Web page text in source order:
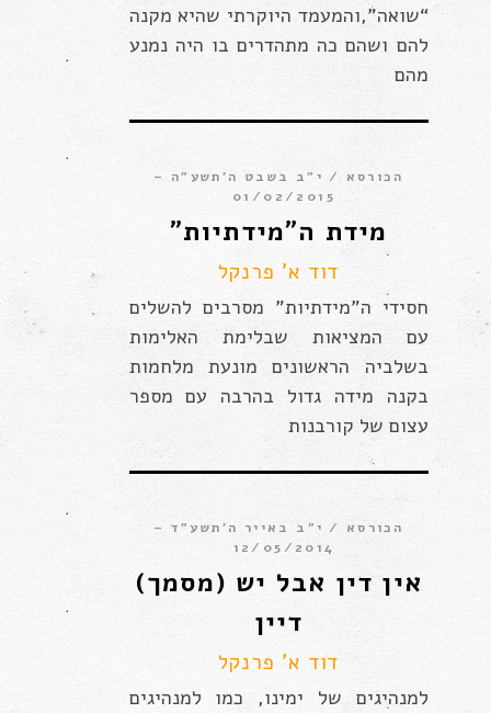
“שואה”,והמעמד היוקרתי שהיא מקנה
להם ושהם כה מתהדרים בו היה נמנע
מהם
הכורסא
י״ב בשבט ה׳תשע״ה –
01/02/2015
מידת ה”מידתיות”
דוד א' פרנקל
חסידי ה”מידתיות” מסרבים להשלים
עם המציאות שבלימת האלימות
בשלביה הראשונים מונעת מלחמות
בקנה מידה גדול בהרבה עם מספר
עצום של קורבנות
הכורסא
י״ב באייר ה׳תשע״ד –
12/05/2014
אין דין אבל יש (מסמך)
דיין
דוד א' פרנקל
למנהיגים של ימינו, כמו למנהיגים